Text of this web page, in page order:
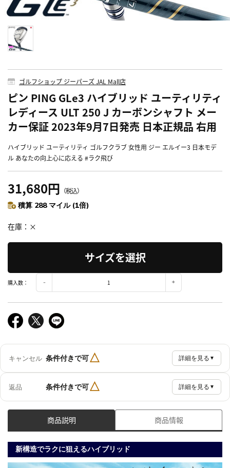
ゴルフショップ ジーパーズ JAL Mall店
ピン PING GLe3 ハイブリッド ユーティリティ
レディース ULT 250 J カーボンシャフト メー
カー保証 2023年9月7日発売 日本正規品 右用
ハイブリッド ユーティリティ ゴルフクラブ 女性用 ジー エルイー3 日本モデ
ル あなたの向上心に応える #ラク飛び
31,680円 （税込）
積算 288 マイル (1倍)
在庫 ×
サイズを選択
購入数：
キャンセル 条件付きで可△ 詳細を見る ▼
返品 条件付きで可△ 詳細を見る ▼
商品説明 商品情報
新構造でラクに狙えるハイブリッド